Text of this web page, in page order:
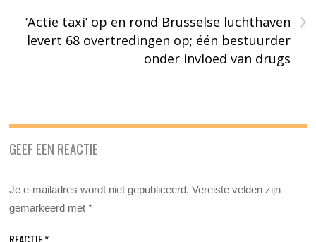
›
‘Actie taxi’ op en rond Brusselse luchthaven
levert 68 overtredingen op; één bestuurder
onder invloed van drugs
GEEF EEN REACTIE
Je e-mailadres wordt niet gepubliceerd. Vereiste velden zijn
gemarkeerd met*